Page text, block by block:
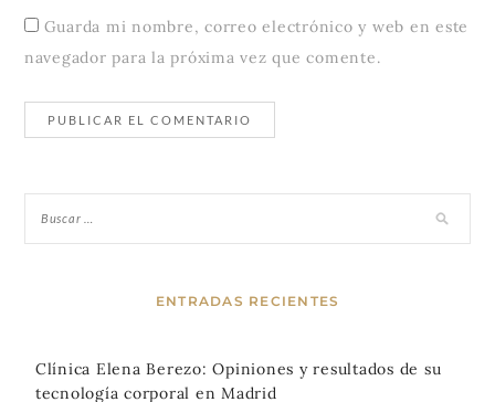
Guarda mi nombre, correo electrónico y web en este
navegador para la próxima vez que comente.
ENTRADAS RECIENTES
Clínica Elena Berezo: Opiniones y resultados de su
tecnología corporal en Madrid